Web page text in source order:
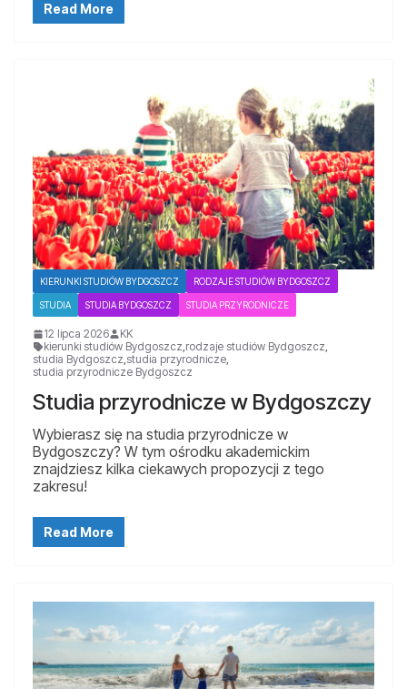
Read More
KIERUNKI STUDIÓW BYDGOSZCZ RODZAJE STUDIÓW BYDGOSZCZ
STUDIA STUDIA BYDGOSZCZ STUDIA PRZYRODNICZE
12 lipca 2026
KK
kierunki studiów Bydgoszcz rodzaje studiów Bydgoszcz
studia Bydgoszcz studia przyrodnicze
studia przyrodnicze Bydgoszcz
Studia przyrodnicze w Bydgoszczy
Wybierasz się na studia przyrodnicze w
Bydgoszczy? W tym ośrodku akademickim
znajdziesz kilka ciekawych propozycji z tego
zakresu!
Read More